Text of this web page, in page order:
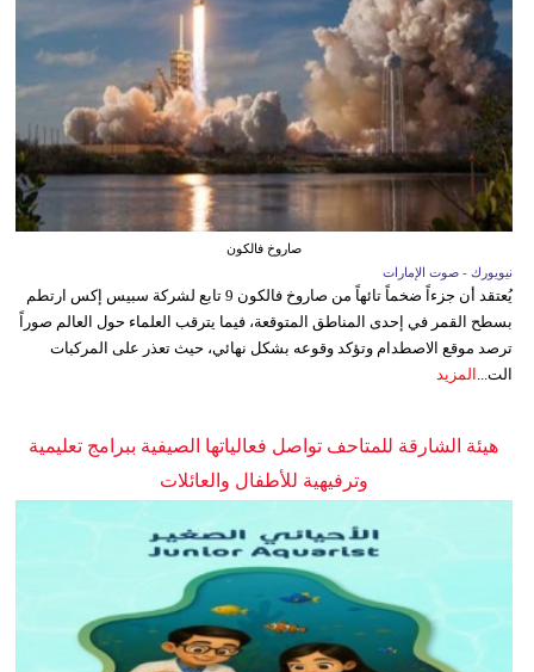
صاروخ فالكون
نيويورك - صوت الإمارات
يُعتقد أن جزءاً ضخماً تائهاً من صاروخ فالكون 9 تابع لشركة سبيس إكس ارتطم
بسطح القمر في إحدى المناطق المتوقعة، فيما يترقب العلماء حول العالم صوراً
ترصد موقع الاصطدام وتؤكد وقوعه بشكل نهائي، حيث تعذر على المركبات
الت...
المزيد
هيئة الشارقة للمتاحف تواصل فعالياتها الصيفية ببرامج تعليمية
وترفيهية للأطفال والعائلات